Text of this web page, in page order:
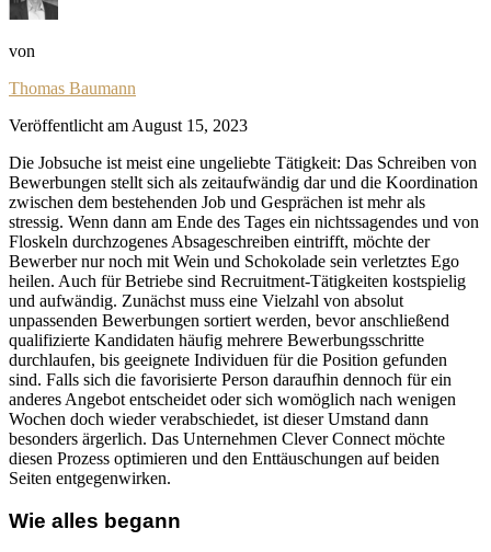
von
Thomas Baumann
Veröffentlicht am August 15, 2023
Die Jobsuche ist meist eine ungeliebte Tätigkeit: Das Schreiben von
Bewerbungen stellt sich als zeitaufwändig dar und die Koordination
zwischen dem bestehenden Job und Gesprächen ist mehr als
stressig. Wenn dann am Ende des Tages ein nichtssagendes und von
Floskeln durchzogenes Absageschreiben eintrifft, möchte der
Bewerber nur noch mit Wein und Schokolade sein verletztes Ego
heilen. Auch für Betriebe sind Recruitment-Tätigkeiten kostspielig
und aufwändig. Zunächst muss eine Vielzahl von absolut
unpassenden Bewerbungen sortiert werden, bevor anschließend
qualifizierte Kandidaten häufig mehrere Bewerbungsschritte
durchlaufen, bis geeignete Individuen für die Position gefunden
sind. Falls sich die favorisierte Person daraufhin dennoch für ein
anderes Angebot entscheidet oder sich womöglich nach wenigen
Wochen doch wieder verabschiedet, ist dieser Umstand dann
besonders ärgerlich. Das Unternehmen Clever Connect möchte
diesen Prozess optimieren und den Enttäuschungen auf beiden
Seiten entgegenwirken.
Wie alles begann